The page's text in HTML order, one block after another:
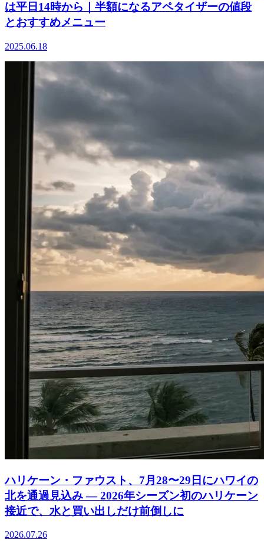
は平日14時から｜半額になるアペタイザーの値段
とおすすめメニュー
2025.06.18
ハリケーン・ファウスト、7月28〜29日にハワイの
北を通過見込み ― 2026年シーズン初のハリケーン
接近で、水と買い出しだけ前倒しに
2026.07.26